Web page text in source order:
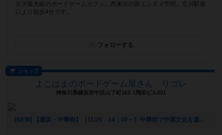
立川最大級のボードゲームカフェ。西東京の新エンタメ空間。立川駅南
口より徒歩4分です。
フォローする
ショップ
よこはまのボードゲーム屋さん リゴレ
神奈川県横浜市中区山下町162-1飛栄ビル201
[NEW] 【横浜・中華街】［11/26 14：00～］中華街で中国文化を遊ぼう！～第１回 中国伝統ゲーム会～（2017年11月11日 17時41分）